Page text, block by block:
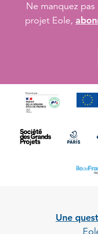
Ne manquez
projet Eole,
Une